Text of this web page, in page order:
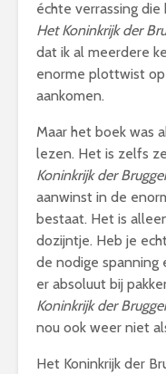
échte verrassing
Het Koninkrijk der
dat ik al meerdere
enorme plottwist
aankomen.
Maar het boek was
lezen. Het is zelfs
Koninkrijk der
aanwinst in de
bestaat. Het is
dozijntje. Heb je
de nodige spanning
er absoluut bij
Koninkrijk der
nou ook weer niet
Het Koninkrijk der